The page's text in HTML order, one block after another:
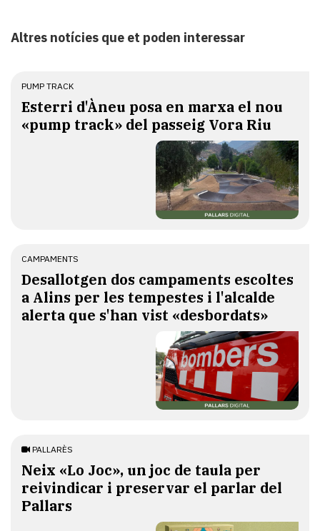
Altres notícies que et poden interessar
PUMP TRACK
Esterri d'Àneu posa en marxa el nou
«pump track» del passeig Vora Riu
CAMPAMENTS
​Desallotgen dos campaments escoltes
a Alins per les tempestes i l'alcalde
alerta que s'han vist «desbordats»
PALLARÈS
​Neix «Lo Joc», un joc de taula per
reivindicar i preservar el parlar del
Pallars